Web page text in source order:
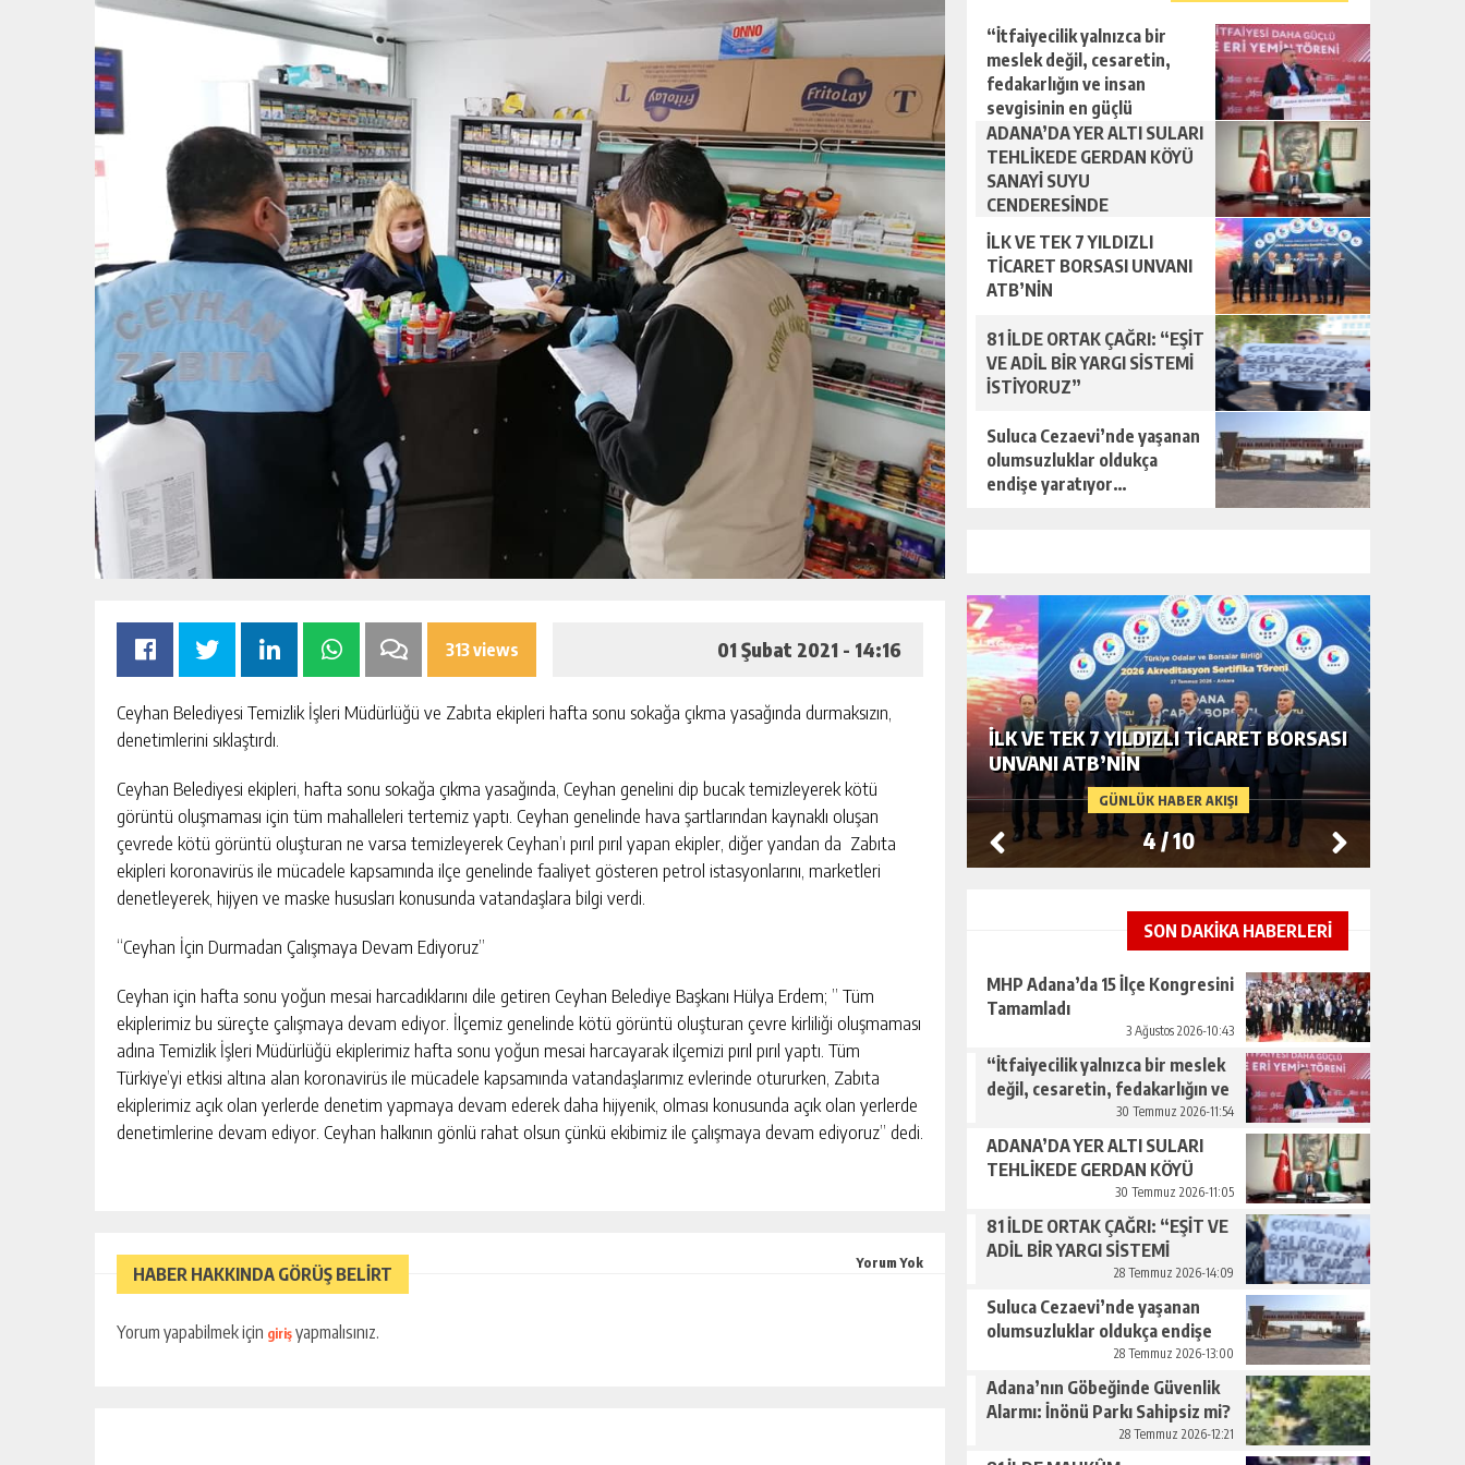
313 views 01 Şubat 2021 - 14:16
Ceyhan Belediyesi Temizlik İşleri Müdürlüğü ve Zabıta ekipleri hafta sonu sokağa çıkma yasağında durmaksızın,
denetimlerini sıklaştırdı.
Ceyhan Belediyesi ekipleri, hafta sonu sokağa çıkma yasağında, Ceyhan genelini dip bucak temizleyerek kötü
görüntü oluşmaması için tüm mahalleleri tertemiz yaptı. Ceyhan genelinde hava şartlarından kaynaklı oluşan
çevrede kötü görüntü oluşturan ne varsa temizleyerek Ceyhan’ı pırıl pırıl yapan ekipler, diğer yandan da Zabıta
ekipleri koronavirüs ile mücadele kapsamında ilçe genelinde faaliyet gösteren petrol istasyonlarını, marketleri
denetleyerek, hijyen ve maske hususları konusunda vatandaşlara bilgi verdi.
“Ceyhan İçin Durmadan Çalışmaya Devam Ediyoruz”
Ceyhan için hafta sonu yoğun mesai harcadıklarını dile getiren Ceyhan Belediye Başkanı Hülya Erdem; ” Tüm
ekiplerimiz bu süreçte çalışmaya devam ediyor. İlçemiz genelinde kötü görüntü oluşturan çevre kirliliği oluşmaması
adına Temizlik İşleri Müdürlüğü ekiplerimiz hafta sonu yoğun mesai harcayarak ilçemizi pırıl pırıl yaptı. Tüm
Türkiye’yi etkisi altına alan koronavirüs ile mücadele kapsamında vatandaşlarımız evlerinde otururken, Zabıta
ekiplerimiz açık olan yerlerde denetim yapmaya devam ederek daha hijyenik, olması konusunda açık olan yerlerde
denetimlerine devam ediyor. Ceyhan halkının gönlü rahat olsun çünkü ekibimiz ile çalışmaya devam ediyoruz” dedi.
HABER HAKKINDA GÖRÜŞ BELİRT
Yorum Yok
Yorum yapabilmek için giriş yapmalısınız.
“İtfaiyecilik yalnızca bir
meslek değil, cesaretin,
fedakarlığın ve insan
sevgisinin en güçlü
temsilidir.”
ADANA’DA YER ALTI SULARI
TEHLİKEDE GERDAN KÖYÜ
SANAYİ SUYU
CENDERESİNDE
İLK VE TEK 7 YILDIZLI
TİCARET BORSASI UNVANI
ATB’NİN
81 İLDE ORTAK ÇAĞRI: “EŞİT
VE ADİL BİR YARGI SİSTEMİ
İSTİYORUZ”
Suluca Cezaevi’nde yaşanan
olumsuzluklar oldukça
endişe yaratıyor…
GÜNLÜK HABER AKIŞI
“İTFAIYECILIK YALNIZCA BIR MESLEK
INSAN SEVGISININ EN GÜÇLÜ
TEMSILIDIR.”
GÜNLÜK HABER AKIŞI
CENDERESİNDE
GÜNLÜK HABER AKIŞI
İLK VE TEK 7 YILDIZLI TİCARET BORSASI
UNVANI ATB’NİN
4/10
SON DAKİKA HABERLERİ
MHP Adana’da 15 İlçe Kongresini
Tamamladı
3 Ağustos 2026-10:43
“İtfaiyecilik yalnızca bir meslek
değil, cesaretin, fedakarlığın ve
insan sevgisinin en güçlü
temsilidir.”
30 Temmuz 2026-11:54
ADANA’DA YER ALTI SULARI
TEHLİKEDE GERDAN KÖYÜ
SANAYİ SUYU CENDERESİNDE
30 Temmuz 2026-11:05
81 İLDE ORTAK ÇAĞRI: “EŞİT VE
ADİL BİR YARGI SİSTEMİ
28 Temmuz 2026-14:09
Suluca Cezaevi’nde yaşanan
olumsuzluklar oldukça endişe
28 Temmuz 2026-13:00
Adana’nın Göbeğinde Güvenlik
Alarmı: İnönü Parkı Sahipsiz mi?
28 Temmuz 2026-12:21